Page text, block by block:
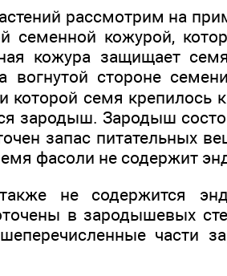
рассмотрим на
семенной кожурой,
кожура защищает
вогнутой стороне
семя крепилось
зародыш. Зародыш
запас питательных
фасоли не содержит
не содержится
в зародышевых
части